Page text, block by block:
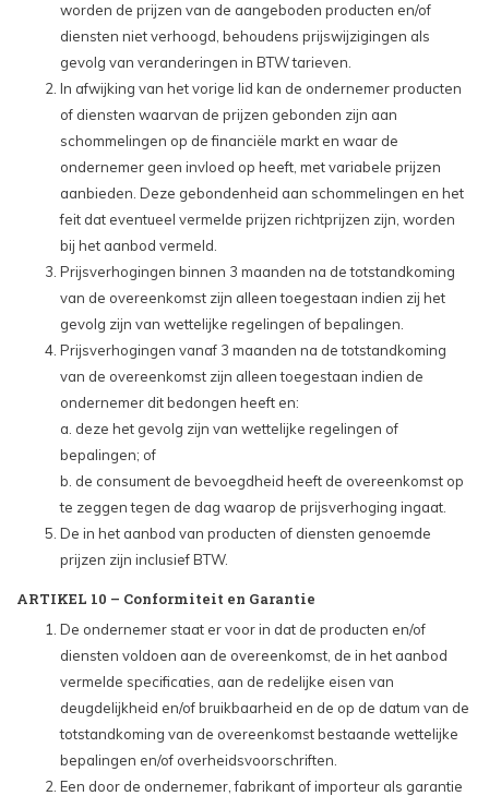
worden de prijzen van de aangeboden producten en/of
diensten niet verhoogd, behoudens prijswijzigingen als
gevolg van veranderingen in BTW tarieven.
In afwijking van het vorige lid kan de ondernemer producten
of diensten waarvan de prijzen gebonden zijn aan
schommelingen op de financiële markt en waar de
ondernemer geen invloed op heeft, met variabele prijzen
aanbieden. Deze gebondenheid aan schommelingen en het
feit dat eventueel vermelde prijzen richtprijzen zijn, worden
bij het aanbod vermeld.
Prijsverhogingen binnen 3 maanden na de totstandkoming
van de overeenkomst zijn alleen toegestaan indien zij het
gevolg zijn van wettelijke regelingen of bepalingen.
Prijsverhogingen vanaf 3 maanden na de totstandkoming
van de overeenkomst zijn alleen toegestaan indien de
ondernemer dit bedongen heeft en:
a. deze het gevolg zijn van wettelijke regelingen of
bepalingen; of
b. de consument de bevoegdheid heeft de overeenkomst op
te zeggen tegen de dag waarop de prijsverhoging ingaat.
De in het aanbod van producten of diensten genoemde
prijzen zijn inclusief BTW.
ARTIKEL 10 – Conformiteit en Garantie
De ondernemer staat er voor in dat de producten en/of
diensten voldoen aan de overeenkomst, de in het aanbod
vermelde specificaties, aan de redelijke eisen van
deugdelijkheid en/of bruikbaarheid en de op de datum van de
totstandkoming van de overeenkomst bestaande wettelijke
bepalingen en/of overheidsvoorschriften.
Een door de ondernemer, fabrikant of importeur als garantie